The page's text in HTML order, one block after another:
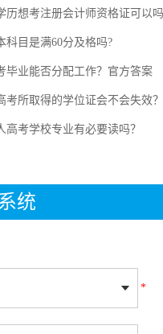
历想考注册会计师资格证可以吗
科目是满60分及格吗?
毕业能否分配工作？官方答案
考所取得的学位证会不会失效？
高考学校专业有必要读吗？
统
*